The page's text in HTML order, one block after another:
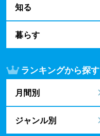
知る
暮らす
ランキングから探す
月間別
ジャンル別